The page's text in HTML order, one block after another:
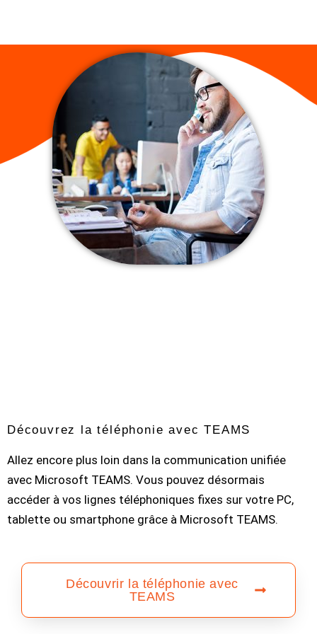
Découvrez la téléphonie avec TEAMS
Allez encore plus loin dans la communication unifiée
avec Microsoft TEAMS. Vous pouvez désormais
accéder à vos lignes téléphoniques fixes sur votre PC,
tablette ou smartphone grâce à Microsoft TEAMS.
Découvrir la téléphonie avec
TEAMS